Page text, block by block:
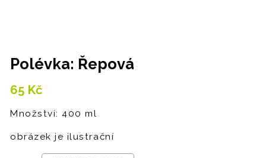
Polévka: Řepová
65 Kč
Množství: 400 ml
obrázek je ilustrační